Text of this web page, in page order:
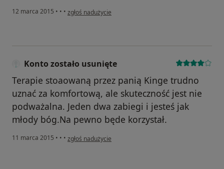
12 marca 2015 • • • w opinii użytkownika Konto zostało usunięte
zgłoś nadużycie
Konto zostało usunięte
Terapie stoaowaną przez panią Kinge trudno
uznać za komfortową, ale skuteczność jest nie
podważalna. Jeden dwa zabiegi i jesteś jak
młody bóg.Na pewno będe korzystał.
11 marca 2015 • • • w opinii użytkownika Konto zostało usunięte
zgłoś nadużycie